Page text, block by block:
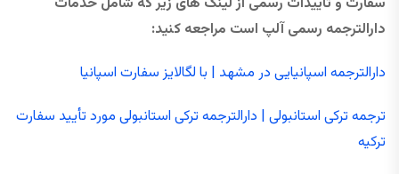
دارالترجمه رسمی آلپ است مراجعه کنید:
دارالترجمه اسپانیایی در مشهد | با لگالایز سفارت اسپانیا
ترجمه ترکی استانبولی | دارالترجمه ترکی استانبولی مورد تأیید سفارت
ترکیه